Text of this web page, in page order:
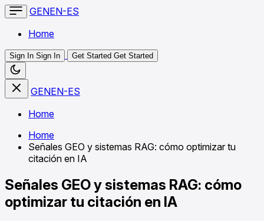
GENEN-ES
Home
Sign In Sign In Get Started Get Started
GENEN-ES
Home
Home
Señales GEO y sistemas RAG: cómo optimizar tu
citación en IA
Señales GEO y sistemas RAG: cómo
optimizar tu citación en IA